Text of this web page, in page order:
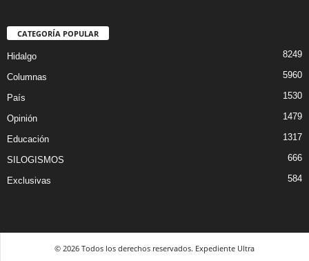
CATEGORÍA POPULAR
Hidalgo 8249
Columnas 5960
País 1530
Opinión 1479
Educación 1317
SILOGISMOS 666
Exclusivas 584
© 2026 Todos los derechos reservados. Expediente Ultra